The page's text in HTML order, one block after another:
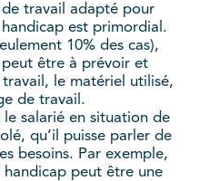
travail adapté pour
est primordial.
10% des cas),
être à prévoir et
le matériel utilisé,
de travail.
salarié en situation de
qu’il puisse parler de
besoins. Par exemple,
handicap peut être une